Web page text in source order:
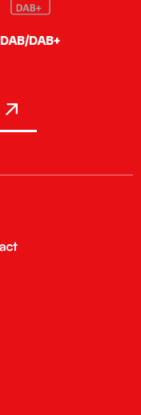
DAB/DAB+